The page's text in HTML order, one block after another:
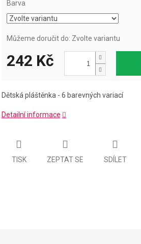
Barva
Můžeme doručit do: Zvolte variantu
242 Kč
Dětská pláštěnka - 6 barevných variací
Detailní informace
TISK ZEPTAT SE SDÍLET